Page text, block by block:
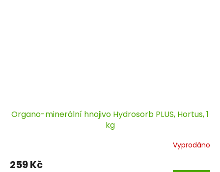
Organo-minerální hnojivo Hydrosorb PLUS, Hortus, 1
kg
Vyprodáno
259 Kč